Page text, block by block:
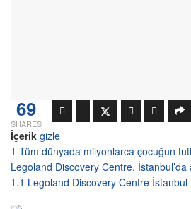
69
SHARES
İçerik gizle
1 Tüm dünyada milyonlarca çocuğun
Legoland Discovery Centre, İstanbul’da
1.1 Legoland Discovery Centre İstanbul